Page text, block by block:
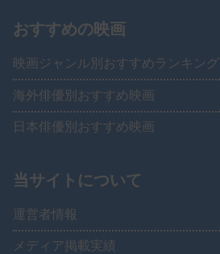
おすすめの映画
映画ジャンル別おすすめランキング
海外俳優別おすすめ映画
日本俳優別おすすめ映画
当サイトについて
運営者情報
メディア掲載実績